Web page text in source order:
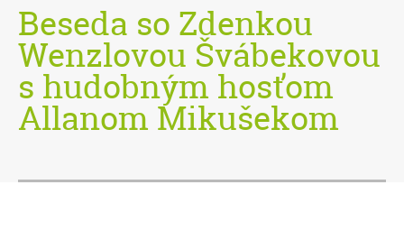
Beseda so Zdenkou
Wenzlovou Švábekovou
s hudobným hosťom
Allanom Mikušekom